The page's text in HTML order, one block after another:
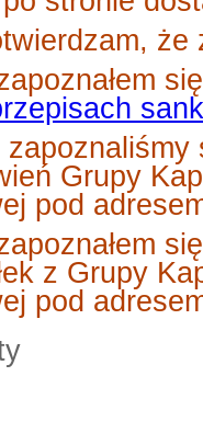
Grupy
pod
z Grupy
pod